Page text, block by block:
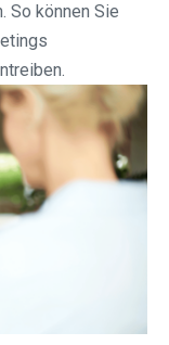
So können Sie